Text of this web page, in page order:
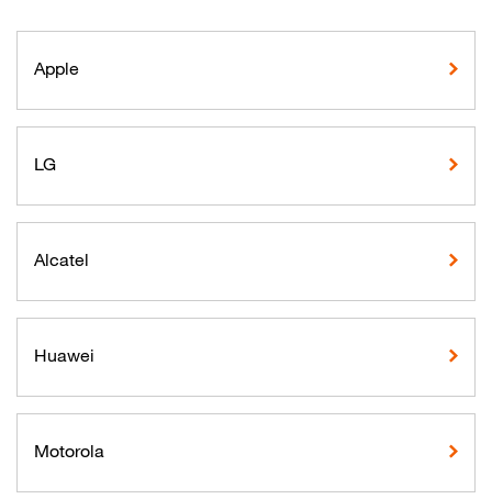
Apple
LG
Alcatel
Huawei
Motorola